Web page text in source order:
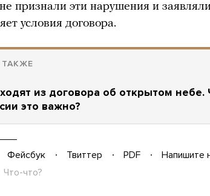
признали эти нарушения и
условия договора.
ТАКЖЕ
из договора об открытом небе.
это важно?
Фейсбук Твиттер PDF
Напишите
Что-что?